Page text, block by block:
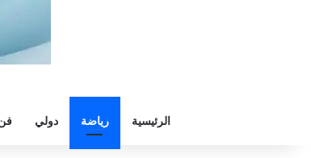
الرئيسية رياضة دولي